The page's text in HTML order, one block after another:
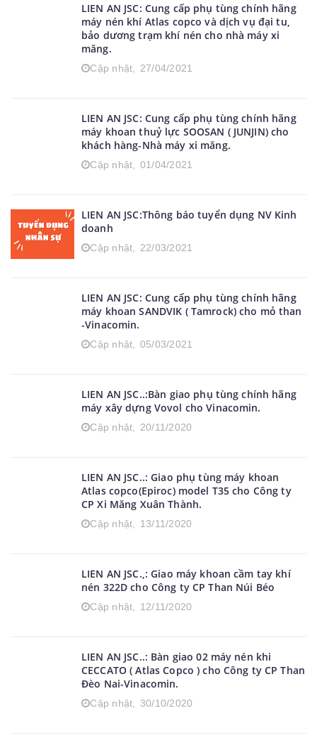
LIEN AN JSC: Cung cấp phụ tùng chính hãng
máy nén khí Atlas copco và dịch vụ đại tu,
bảo dương trạm khí nén cho nhà máy xi
măng.
Cập nhật, 27/04/2021
LIEN AN JSC: Cung cấp phụ tùng chính hãng
máy khoan thuỷ lực SOOSAN ( JUNJIN) cho
khách hàng-Nhà máy xi măng.
Cập nhật, 01/04/2021
LIEN AN JSC:Thông báo tuyển dụng NV Kinh
doanh
Cập nhật, 22/03/2021
LIEN AN JSC: Cung cấp phụ tùng chính hãng
máy khoan SANDVIK ( Tamrock) cho mỏ than
-Vinacomin.
Cập nhật, 05/03/2021
LIEN AN JSC..:Bàn giao phụ tùng chính hãng
máy xây dựng Vovol cho Vinacomin.
Cập nhật, 20/11/2020
LIEN AN JSC..: Giao phụ tùng máy khoan
Atlas copco(Epiroc) model T35 cho Công ty
CP Xi Măng Xuân Thành.
Cập nhật, 13/11/2020
LIEN AN JSC.,: Giao máy khoan cầm tay khí
nén 322D cho Công ty CP Than Núi Béo
Cập nhật, 12/11/2020
LIEN AN JSC..: Bàn giao 02 máy nén khi
CECCATO ( Atlas Copco ) cho Công ty CP Than
Đèo Nai-Vinacomin.
Cập nhật, 30/10/2020